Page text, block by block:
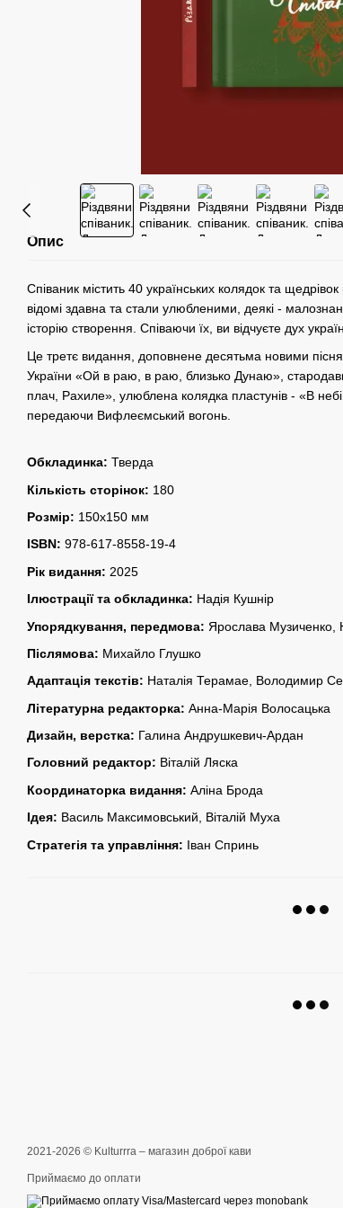
Опис
Співаник містить 40 українських колядок та щедрівок
відомі здавна та стали улюбленими, деякі -
історію створення. Співаючи їх, ви відчуєте дух
Це третє видання, доповнене десятьма новими
України «Ой в раю, в раю, близько Дунаю»,
плач, Рахиле», улюблена колядка пластунів - «В
передаючи Вифлеємський вогонь.
Обкладинка: Тверда
Кількість сторінок: 180
Розмір: 150x150 мм
ISBN: 978-617-8558-19-4
Рік видання: 2025
Ілюстрації та обкладинка: Надія Кушнір
Упорядкування, передмова: Ярослава Музиченко,
Післямова: Михайло Глушко
Адаптація текстів: Наталія Терамае, Володимир
Літературна редакторка: Анна-Марія Волосацька
Дизайн, верстка: Галина Андрушкевич-Ардан
Головний редактор: Віталій Ляска
Координаторка видання: Аліна Брода
Ідея: Василь Максимовський, Віталій Муха
Стратегія та управління: Іван Спринь
2021-2026 © Kulturrra – магазин доброї кави
Приймаємо до оплати